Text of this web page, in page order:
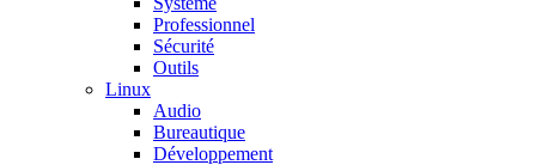
Professionnel
Sécurité
Outils
Linux
Audio
Bureautique
Développement